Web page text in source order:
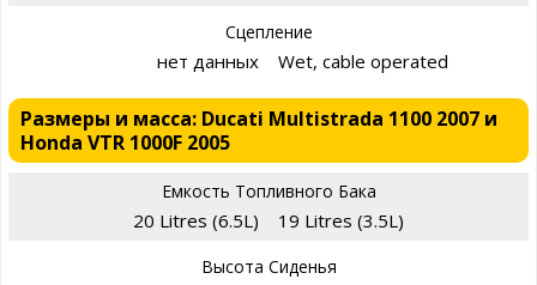
Сцепление
нет данных Wet, cable operated
Размеры и масса: Ducati Multistrada 1100 2007 и
Honda VTR 1000F 2005
Емкость Топливного Бака
20 Litres (6.5L) 19 Litres (3.5L)
Высота Сиденья